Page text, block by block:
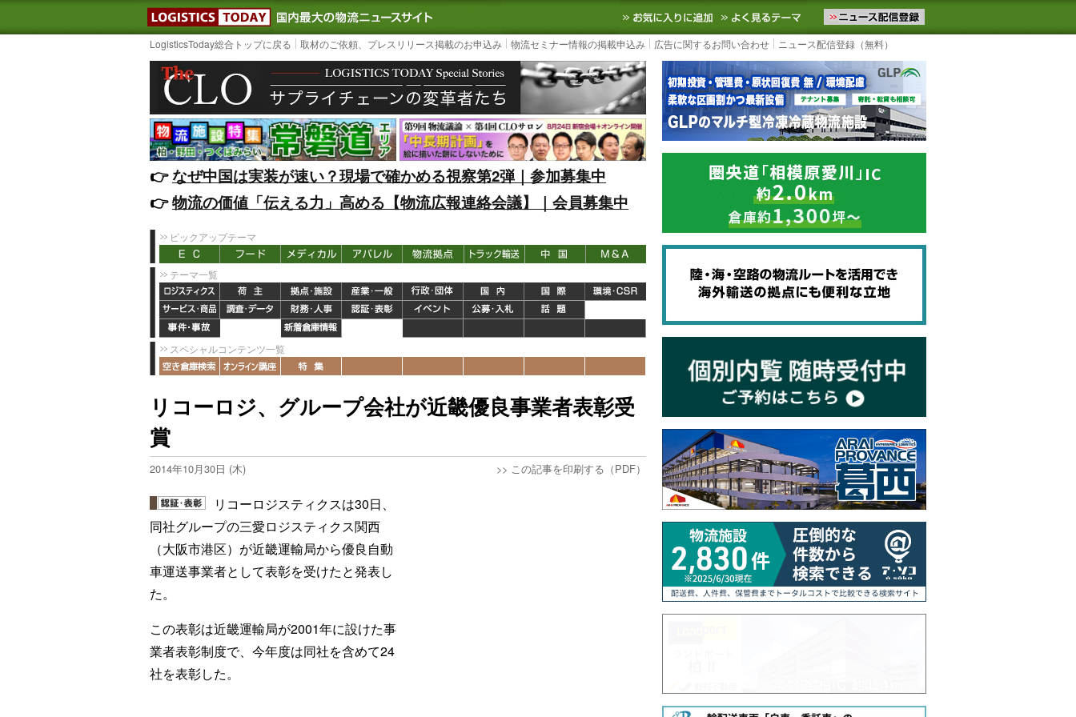
LOGISTICS TODAY｜国内最大の物流ニュースサイト3PL, SCMなど国内外の最新の物流ニュースをお届けします。物流ニュースメール配信を登録す
お気に入りに追加 よく見るテーマ
LogisticsToday総合トップに戻る 取材のご依頼、プレスリリース掲載のお申込み 物流セミナー情報の掲載申込み 広告に関するお問い合わせ ニュース配信登録（無料）
👉️なぜ中国は実装が速い？現場で確かめる視察第2弾｜参加募集中
👉️物流の価値「伝える力」高める【物流広報連絡会議】｜会員募集中
ピックアップテーマ
テーマ一覧
スペシャルコンテンツ一覧
リコーロジ、グループ会社が近畿優良事業者表彰受
賞
2014年10月30日 (木) >> この記事を印刷する（PDF）
リコーロジスティクスは30日、
同社グループの三愛ロジスティクス関西
（大阪市港区）が近畿運輸局から優良自動
車運送事業者として表彰を受けたと発表し
た。
この表彰は近畿運輸局が2001年に設けた事
業者表彰制度で、今年度は同社を含めて24
社を表彰した。